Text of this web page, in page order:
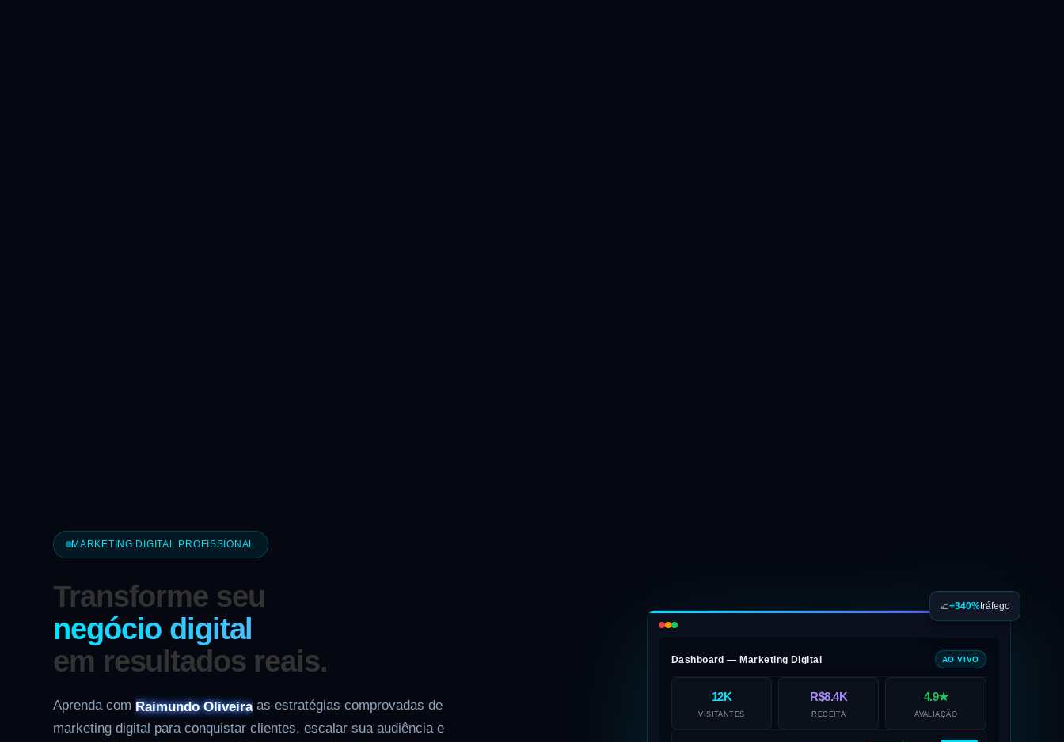
MARKETING DIGITAL PROFISSIONAL
Transforme seu
negócio digital
em resultados reais.
Aprenda comRaimundo Oliveira as estratégias comprovadas de
marketing digital para conquistar clientes, escalar sua audiência e
📈+340%tráfego
Dashboard — Marketing Digital AO VIVO
12K
VISITANTES
R$8.4K
RECEITA
4.9★
AVALIAÇÃO